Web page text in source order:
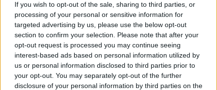
If you wish to opt-out of the sale, sharing to third parties, or
processing of your personal or sensitive information for
targeted advertising by us, please use the below opt-out
section to confirm your selection. Please note that after your
opt-out request is processed you may continue seeing
interest-based ads based on personal information utilized by
us or personal information disclosed to third parties prior to
your opt-out. You may separately opt-out of the further
disclosure of your personal information by third parties on the
βλέπεις τις ρουκέτες αναχαίτισης που
αναχαιτίζουν τα drone και τους πυραύλους
που απειλούν τη χώρα. Μετά από
δευτερόλεπτα ακούγεται και ο ήχος της
έκρηξης» υπογράμμισε η απεσταλμένη του
OPEN.